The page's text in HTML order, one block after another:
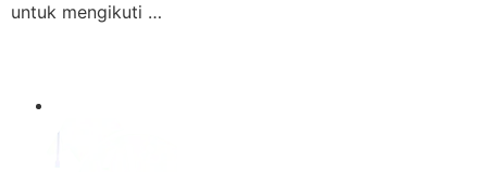
untuk mengikuti …